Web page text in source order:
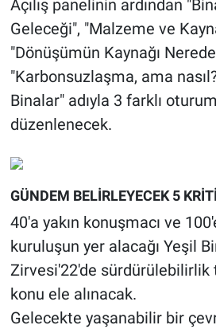
Açılış panelinin ardından
Geleceği", "Malzeme ve
"Dönüşümün Kaynağı
"Karbonsuzlaşma, ama
Binalar" adıyla 3 farklı
düzenlenecek.
GÜNDEM BELİRLEYECEK 5
40'a yakın konuşmacı ve
kuruluşun yer alacağı Yeşil
Zirvesi'22'de sürdürülebilirlik
konu ele alınacak.
Gelecekte yaşanabilir bir